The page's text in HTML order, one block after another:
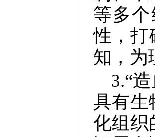
等多
性，打
知，为
3.“
具有生
化组织